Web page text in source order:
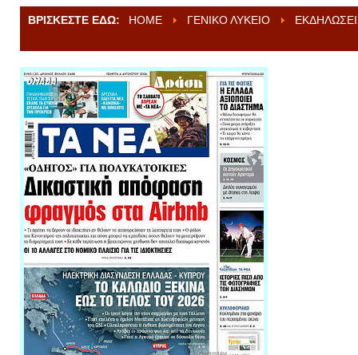
ΒΡΊΣΚΕΣΤΕ ΕΔΏ: HOME ΓΕΝΙΚΌ ΛΎΚΕΙΟ